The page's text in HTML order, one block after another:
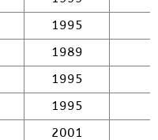
1995
1989
1995
1995
2001